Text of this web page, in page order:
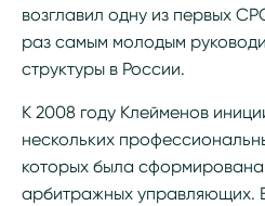
возглавил одну из первых
раз самым молодым
структуры в России.
К 2008 году Клейменов
нескольких
которых была сформирована
арбитражных управляющих.